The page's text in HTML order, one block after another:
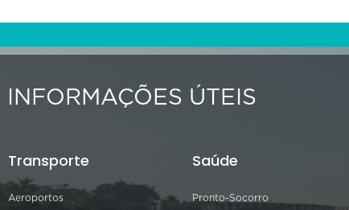
INFORMAÇÕES ÚTEIS
Transporte
Aeroportos
Saúde
Pronto-Socorro